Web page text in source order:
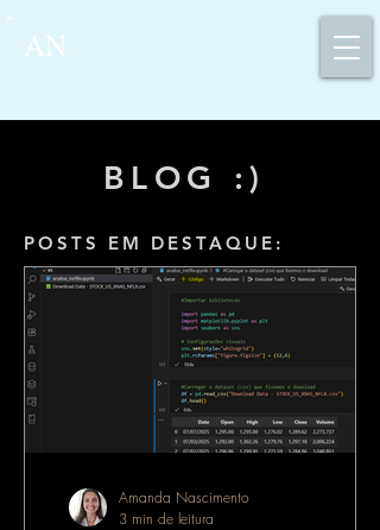
AN
BLOG :)
POSTS EM DESTAQUE:
Amanda Nascimento
3 min de leitura